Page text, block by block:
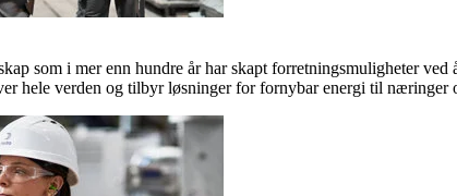
som i mer enn hundre år har skapt forretningsmuligheter
hele verden og tilbyr løsninger for fornybar energi til næringer